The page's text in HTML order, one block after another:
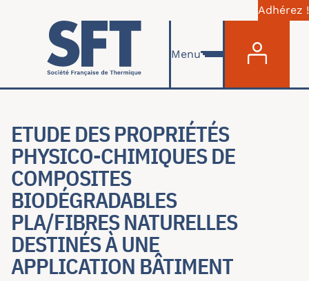
Aller au contenu principal
Adhérez !
Menu
ETUDE DES PROPRIÉTÉS
PHYSICO-CHIMIQUES DE
COMPOSITES
BIODÉGRADABLES
PLA/FIBRES NATURELLES
DESTINÉS À UNE
APPLICATION BÂTIMENT